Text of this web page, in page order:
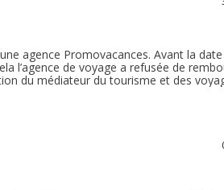
agence Promovacances. Avant la
l’agence de voyage a refusée de
du médiateur du tourisme et des
ne pas vouloir payer l’indemnité due en
européen) .